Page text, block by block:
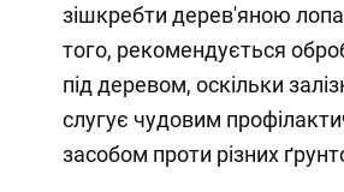
зішкребти дерев'яною
того, рекомендується
під деревом, оскільки
слугує чудовим
засобом проти різних